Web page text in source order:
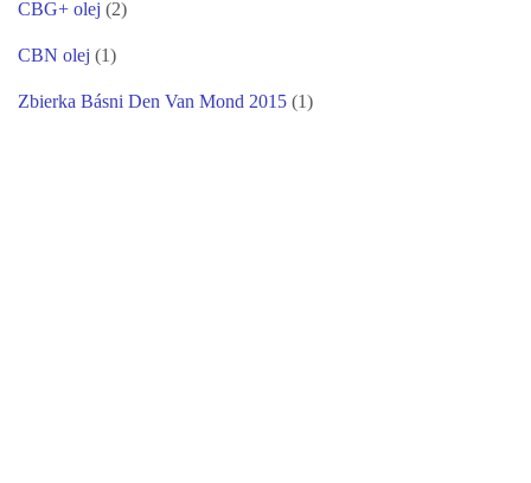
CBG+ olej (2)
CBN olej (1)
Zbierka Básni Den Van Mond 2015 (1)